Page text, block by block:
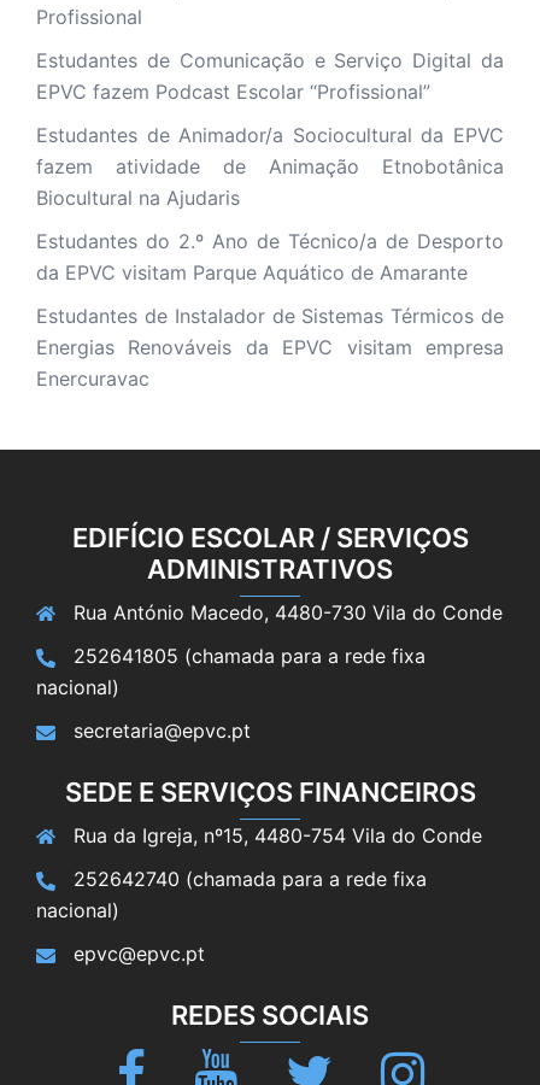
Profissional
Estudantes de Comunicação e Serviço Digital da
EPVC fazem Podcast Escolar “Profissional”
Estudantes de Animador/a Sociocultural da EPVC
fazem atividade de Animação Etnobotânica
Biocultural na Ajudaris
Estudantes do 2.º Ano de Técnico/a de Desporto
da EPVC visitam Parque Aquático de Amarante
Estudantes de Instalador de Sistemas Térmicos de
Energias Renováveis da EPVC visitam empresa
Enercuravac
EDIFÍCIO ESCOLAR / SERVIÇOS
ADMINISTRATIVOS
Rua António Macedo, 4480-730 Vila do Conde
252641805 (chamada para a rede fixa
nacional)
secretaria@epvc.pt
SEDE E SERVIÇOS FINANCEIROS
Rua da Igreja, nº15, 4480-754 Vila do Conde
252642740 (chamada para a rede fixa
nacional)
epvc@epvc.pt
REDES SOCIAIS
Facebook Youtube Twitter Instagram